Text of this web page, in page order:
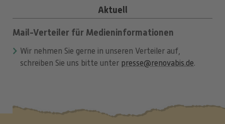
Aktuell
Mail-Verteiler für Medieninformationen
Wir nehmen Sie gerne in unseren Verteiler auf,
schreiben Sie uns bitte unter presse@renovabis.de.